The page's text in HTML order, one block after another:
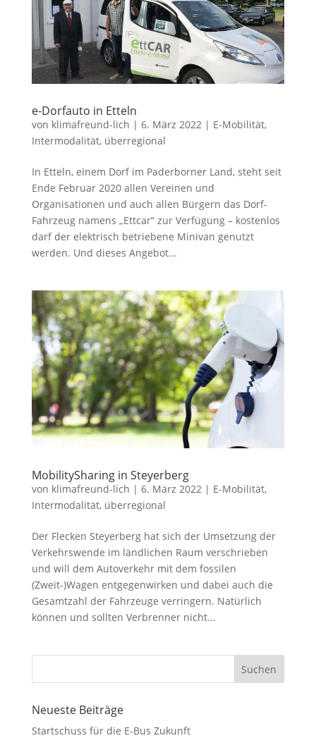
e-Dorfauto in Etteln
von klimafreund-lich | 6. März 2022| E-Mobilität,
Intermodalität, überregional
In Etteln, einem Dorf im Paderborner Land, steht seit
Ende Februar 2020 allen Vereinen und
Organisationen und auch allen Bürgern das Dorf-
Fahrzeug namens „Ettcar“ zur Verfügung – kostenlos
darf der elektrisch betriebene Minivan genutzt
werden. Und dieses Angebot...
MobilitySharing in Steyerberg
von klimafreund-lich | 6. März 2022| E-Mobilität,
Intermodalität, überregional
Der Flecken Steyerberg hat sich der Umsetzung der
Verkehrswende im ländlichen Raum verschrieben
und will dem Autoverkehr mit dem fossilen
(Zweit-)Wagen entgegenwirken und dabei auch die
Gesamtzahl der Fahrzeuge verringern. Natürlich
können und sollten Verbrenner nicht...
Suchen
Neueste Beiträge
Startschuss für die E-Bus Zukunft